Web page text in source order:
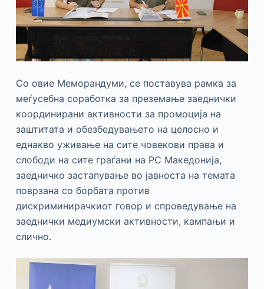
Со овие Меморандуми, се поставува рамка за
меѓусебна соработка за преземање заеднички
координирани активности за промоција на
заштитата и обезбедувањето на целосно и
еднакво уживање на сите човекови права и
слободи на сите граѓани на РС Македонија,
заедничко застапување во јавноста на темата
поврзана со борбата против
дискриминирачкиот говор и спроведување на
заеднички медиумски активности, кампањи и
слично.